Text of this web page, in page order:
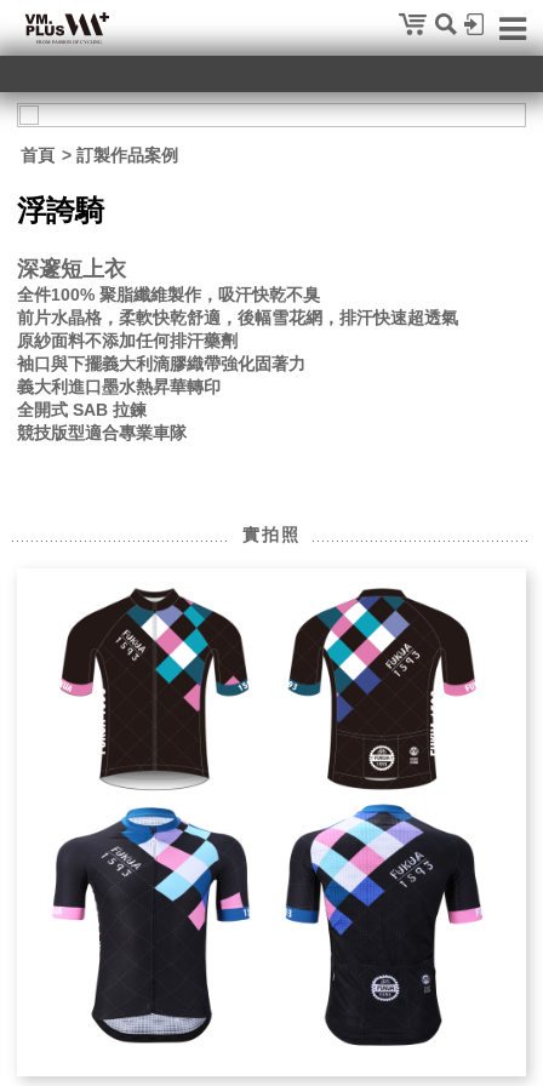
首頁 > 訂製作品案例
浮誇騎
深邃短上衣
全件100% 聚脂纖維製作，吸汗快乾不臭
前片水晶格，柔軟快乾舒適，後幅雪花網，排汗快速超透氣
原紗面料不添加任何排汗藥劑
袖口與下擺義大利滴膠織帶強化固著力
義大利進口墨水熱昇華轉印
全開式 SAB 拉鍊
競技版型適合專業車隊
實拍照